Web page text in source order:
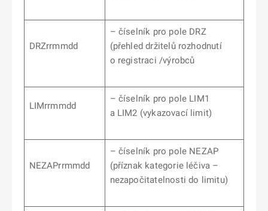
DRZrrmmdd
– číselník pro pole DRZ
(přehled držitelů rozhodnutí
o registraci /výrobců
LIMrrmmdd
– číselník pro pole LIM1
a LIM2 (vykazovací limit)
NEZAPrrmmdd
– číselník pro pole NEZAP
(příznak kategorie léčiva –
nezapočitatelnosti do limitu)